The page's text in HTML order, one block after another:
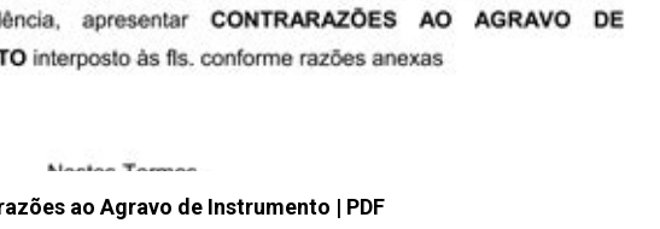
ao Agravo de Instrumento | PDF